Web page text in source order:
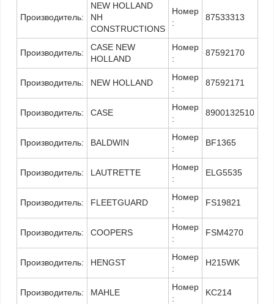
Производитель:
NEW HOLLAND
NH
CONSTRUCTIONS
Номер
:
87533313
Производитель:
CASE NEW
HOLLAND
Номер
:
87592170
Производитель: NEW HOLLAND
Номер
:
87592171
Производитель: CASE
Номер
:
8900132510
Производитель: BALDWIN
Номер
:
BF1365
Производитель: LAUTRETTE
Номер
:
ELG5535
Производитель: FLEETGUARD
Номер
:
FS19821
Производитель: COOPERS
Номер
:
FSM4270
Производитель: HENGST
Номер
:
H215WK
Производитель: MAHLE
Номер
:
KC214